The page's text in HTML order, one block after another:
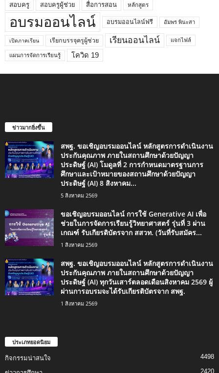
สอบครู สอบครูผู้ช่วย สื่อการสอน หลักสูตร
อบรมออนไลน์ อบรมออนไลน์ฟรี อัมพร พินะสา
เปิดภาคเรียน เรียกบรรจุครูผู้ช่วย เรียนออนไลน์ แจกไฟล์
แผนการจัดการเรียนรู้ โควิด 19
ข่าวมากยิ่งขึ้น
สพฐ. ขอเชิญอบรมออนไลน์ หลักสูตรการดำเนินงาน
ประกันคุณภาพ ภายในสถานศึกษาด้วยปัญญา
ประดิษฐ์ (AI) โมดูลที่ 2 การกำหนดมาตรฐานการ
ศึกษาและเป้าหมายของสถานศึกษาด้วยปัญญา
ประดิษฐ์ (AI) 8 สิงหาคม...
5 สิงหาคม 2569
ขอเชิญอบรมออนไลน์ การใช้ Generative AI เพื่อ
ช่วยในการจัดการเรียนรู้วิทยาศาสตร์ รุ่นที่ 3 ผ่าน
เกณฑ์ รับเกียรติบัตรจาก สสวท. (วันที่รับสมัคร...
1 สิงหาคม 2569
สพฐ. ขอเชิญอบรมออนไลน์ หลักสูตรการดำเนินงาน
ประกันคุณภาพ ภายในสถานศึกษาด้วยปัญญา
ประดิษฐ์ (AI) ทุกวันเสาร์ตลอดเดือนสิงหาคม 2569 ผู้
ผ่านการอบรมจะได้รับเกียรติบัตรจาก สพฐ.
1 สิงหาคม 2569
ประเภทยอดนิยม
กิจกรรมน่าสนใจ 4498
2420